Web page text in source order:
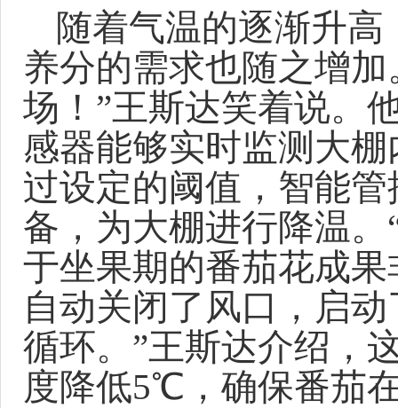
随着气温的逐渐升
养分的需求也随之增加
场！”王斯达笑着说。
感器能够实时监测 大棚
过设定的阈值，智能
备，为大棚进行降温。
于坐果期的番茄花成
自动关闭了风口，启
循环。 ”王斯达介绍，
度降低5℃，确保番茄